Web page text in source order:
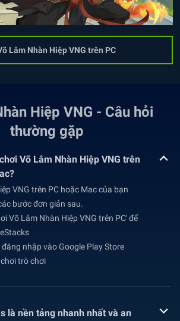
Lâm Nhàn Hiệp VNG trên PC
Hiệp VNG - Câu hỏi
thường gặp
Võ Lâm Nhàn Hiệp VNG trên
VNG trên PC hoặc Mac của bạn
bước đơn giản sau.
Võ Lâm Nhàn Hiệp VNG trên PC' để
nhập vào Google Play Store
trò chơi
là nền tảng nhanh nhất và an